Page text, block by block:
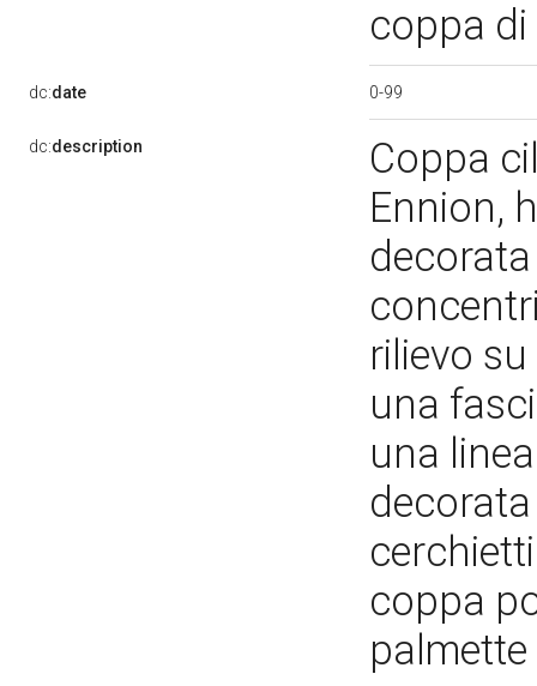
coppa di
dc:date 0-99
dc:description
Coppa
Ennion,
rilievo
una
una
coppa